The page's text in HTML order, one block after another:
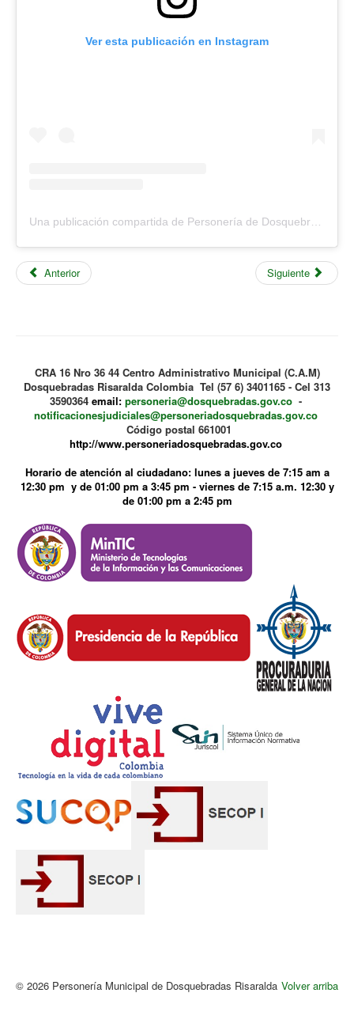
Ver esta publicación en Instagram
Anterior Siguiente
CRA 16 Nro 36 44 Centro Administrativo Municipal (C.A.M)
Dosquebradas Risaralda Colombia Tel (57 6) 3401165 - Cel 313
3590364 email: personeria@dosquebradas.gov.co-
notificacionesjudiciales@personeriadosquebradas.gov.co
Código postal 661001
http://www.personeriadosquebradas.gov.co
Horario de atención al ciudadano: lunes a jueves de 7:15 am a
12:30 pm y de 01:00 pm a 3:45 pm - viernes de 7:15 a.m. 12:30 y
de 01:00 pm a 2:45 pm
Volver arriba
© 2026 Personería Municipal de Dosquebradas Risaralda